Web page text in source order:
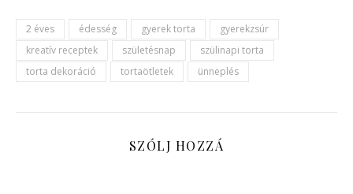
2 éves édesség gyerek torta
gyerekzsúr
kreatív receptek
születésnap
szülinapi torta
torta dekoráció
tortaötletek ünneplés
SZÓLJ HOZZÁ